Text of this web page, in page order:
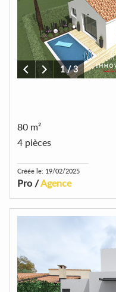
1/3
80 m²
4 pièces
Créée le: 19/02/2025
Pro /Agence